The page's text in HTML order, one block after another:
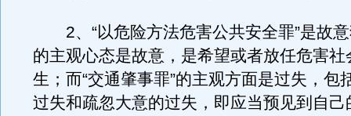
2、“以危险方法危害公共安全罪”是故意
的主观心态是故意，是希望或者放任危害社
生；而“交通肇事罪”的主观方面是过失，包
过失和疏忽大意的过失，即应当预见到自己